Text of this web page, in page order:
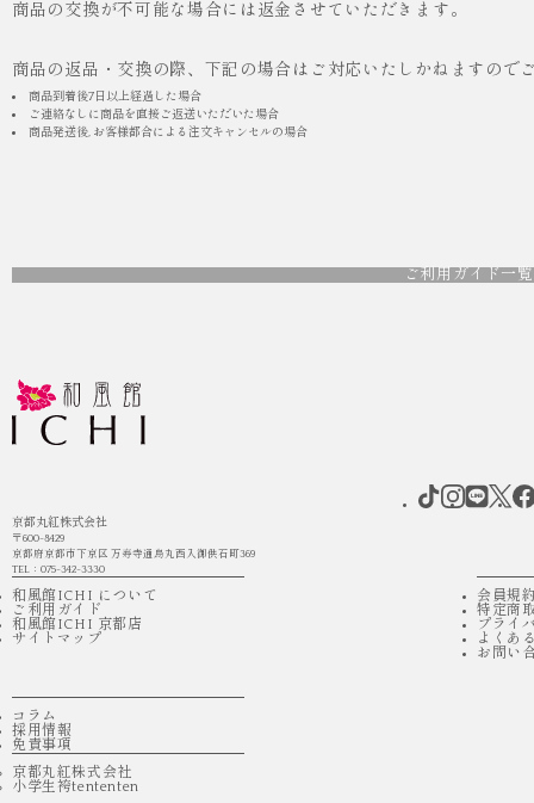
商品の交換が不可能な場合には返金させていただきます。
商品の返品・交換の際、下記の場合はご対応いたしかねますので
商品到着後7日以上経過した場合
ご連絡なしに商品を直接ご返送いただいた場合
商品発送後, お客様都合による注文キャンセルの場合
ご利用ガイド一
京都丸紅株式会社
〒600-8429
京都府京都市下京区 万寿寺通烏丸西入御供石町369
TEL：075-342-3330
和風館ICHI について
ご利用ガイド
和風館ICHI 京都店
サイトマップ
会員規
特定商
プライ
よくあ
お問い
コラム
採用情報
免責事項
京都丸紅株式会社
小学生袴tententen